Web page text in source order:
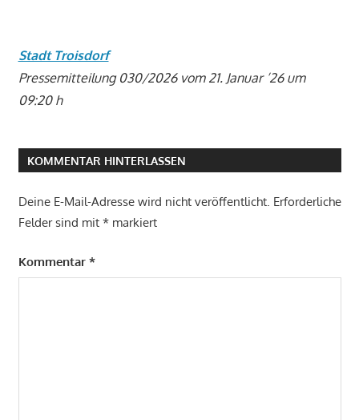
Stadt Troisdorf
Pressemitteilung 030/2026 vom 21. Januar ’26 um
09:20 h
KOMMENTAR HINTERLASSEN
Deine E-Mail-Adresse wird nicht veröffentlicht. Erforderliche
Felder sind mit *markiert
Kommentar *